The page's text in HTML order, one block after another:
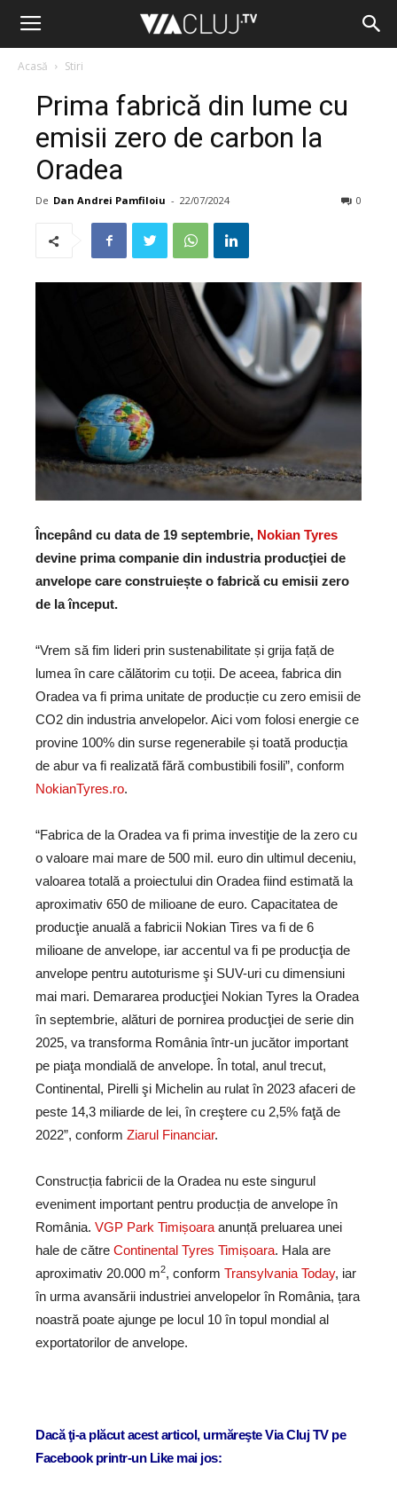
Acasă Stiri
Prima fabrică din lume cu
emisii zero de carbon la
Oradea
De Dan Andrei Pamfiloiu - 22/07/2024 0
Începând cu data de 19 septembrie, Nokian Tyres
devine prima companie din industria producţiei de
anvelope care construiește o fabrică cu emisii zero
de la început.
“Vrem să fim lideri prin sustenabilitate și grija față de
lumea în care călătorim cu toții. De aceea, fabrica din
Oradea va fi prima unitate de producție cu zero emisii de
CO2 din industria anvelopelor. Aici vom folosi energie ce
provine 100% din surse regenerabile și toată producția
de abur va fi realizată fără combustibili fosili”, conform
NokianTyres.ro.
“Fabrica de la Oradea va fi prima investiţie de la zero cu
o valoare mai mare de 500 mil. euro din ultimul deceniu,
valoarea totală a proiectului din Oradea fiind estimată la
aproximativ 650 de milioane de euro. Capacitatea de
producţie anuală a fabricii Nokian Tires va fi de 6
milioane de anvelope, iar accentul va fi pe producţia de
anvelope pentru autoturisme şi SUV-uri cu dimensiuni
mai mari. Demararea pro­ducţiei Nokian Tyres la Oradea
în septembrie, alături de por­nirea producţiei de serie din
2025, va transforma România într-un jucător important
pe piaţa mondială de anvelope. În total, anul trecut,
Continental, Pirelli şi Michelin au rulat în 2023 afaceri de
peste 14,3 miliarde de lei, în creştere cu 2,5% faţă de
2022”, conform Ziarul Financiar.
Construcția fabricii de la Oradea nu este singurul
eveniment important pentru producția de anvelope în
România. VGP Park Timișoara anunță preluarea unei
hale de către Continental Tyres Timișoara. Hala are
aproximativ 20.000 m2, conform Transylvania Today, iar
în urma avansării industriei anvelopelor în România, țara
noastră poate ajunge pe locul 10 în topul mondial al
exportatorilor de anvelope.
Dacă ţi-a plăcut acest articol, urmăreşte Via Cluj TV pe
Facebook printr-un Like mai jos: